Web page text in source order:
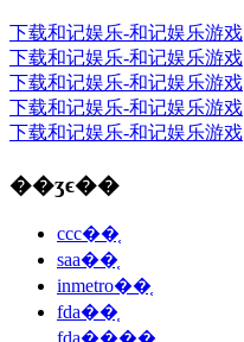
下载和记娱乐-和记娱乐游戏
下载和记娱乐-和记娱乐游戏
下载和记娱乐-和记娱乐游戏
下载和记娱乐-和记娱乐游戏
下载和记娱乐-和记娱乐游戏
��ʒϵ��
ccc��֤
saa��֤
inmetro��֤
fda��֤